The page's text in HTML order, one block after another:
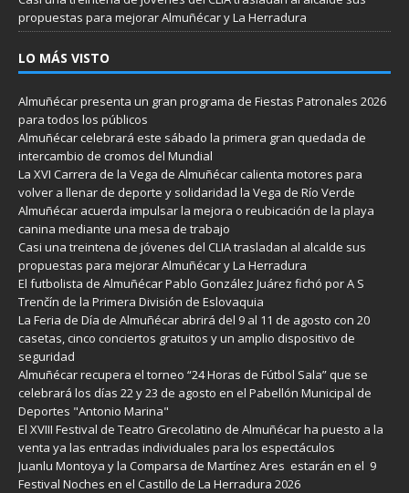
propuestas para mejorar Almuñécar y La Herradura
LO MÁS VISTO
Almuñécar presenta un gran programa de Fiestas Patronales 2026
para todos los públicos
Almuñécar celebrará este sábado la primera gran quedada de
intercambio de cromos del Mundial
La XVI Carrera de la Vega de Almuñécar calienta motores para
volver a llenar de deporte y solidaridad la Vega de Río Verde
Almuñécar acuerda impulsar la mejora o reubicación de la playa
canina mediante una mesa de trabajo
Casi una treintena de jóvenes del CLIA trasladan al alcalde sus
propuestas para mejorar Almuñécar y La Herradura
El futbolista de Almuñécar Pablo González Juárez fichó por A S
Trenčín de la Primera División de Eslovaquia
La Feria de Día de Almuñécar abrirá del 9 al 11 de agosto con 20
casetas, cinco conciertos gratuitos y un amplio dispositivo de
seguridad
Almuñécar recupera el torneo “24 Horas de Fútbol Sala” que se
celebrará los días 22 y 23 de agosto en el Pabellón Municipal de
Deportes "Antonio Marina"
El XVIII Festival de Teatro Grecolatino de Almuñécar ha puesto a la
venta ya las entradas individuales para los espectáculos
Juanlu Montoya y la Comparsa de Martínez Ares estarán en el 9
Festival Noches en el Castillo de La Herradura 2026